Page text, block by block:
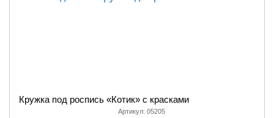
Кружка под роспись «Котик» с красками
Артикул: 05205